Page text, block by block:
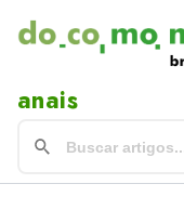
anais